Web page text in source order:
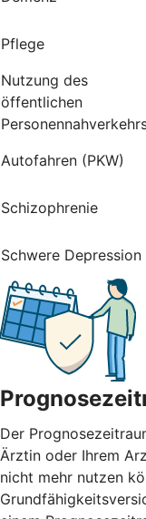
Pflege
Nutzung des
öffentlichen
Autofahren (PKW)
Schizophrenie
Schwere Depression
Der
Ärztin oder Ihrem
nicht mehr nutzen